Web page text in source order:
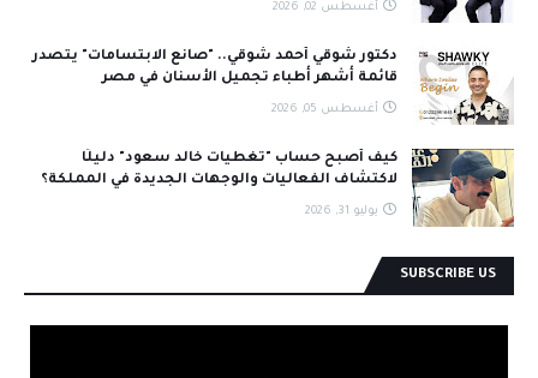
أغسطس 02, 2026
دكتور شوقي أحمد شوقي.. "صانع الابتسامات" يتصدر
قائمة أشهر أطباء تجميل الأسنان في مصر
أغسطس 05, 2026
كيف أصبح حساب "تغطيات خالد سعود" دليلًا
لاكتشاف الفعاليات والوجهات الجديدة في المملكة؟
يوليو 31, 2026
SUBSCRIBE US